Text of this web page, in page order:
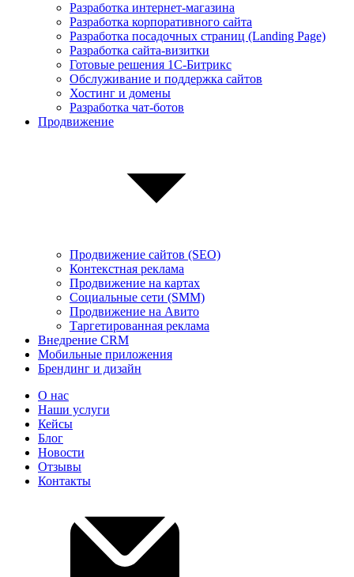
Разработка интернет-магазина
Разработка корпоративного сайта
Разработка посадочных страниц (Landing Page)
Разработка сайта-визитки
Готовые решения 1С-Битрикс
Обслуживание и поддержка сайтов
Хостинг и домены
Разработка чат-ботов
Продвижение
Продвижение сайтов (SEO)
Контекстная реклама
Продвижение на картах
Социальные сети (SMM)
Продвижение на Авито
Таргетированная реклама
Внедрение CRM
Мобильные приложения
Брендинг и дизайн
О нас
Наши услуги
Кейсы
Блог
Новости
Отзывы
Контакты